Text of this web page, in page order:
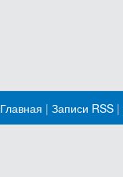
Главная | Записи RSS |